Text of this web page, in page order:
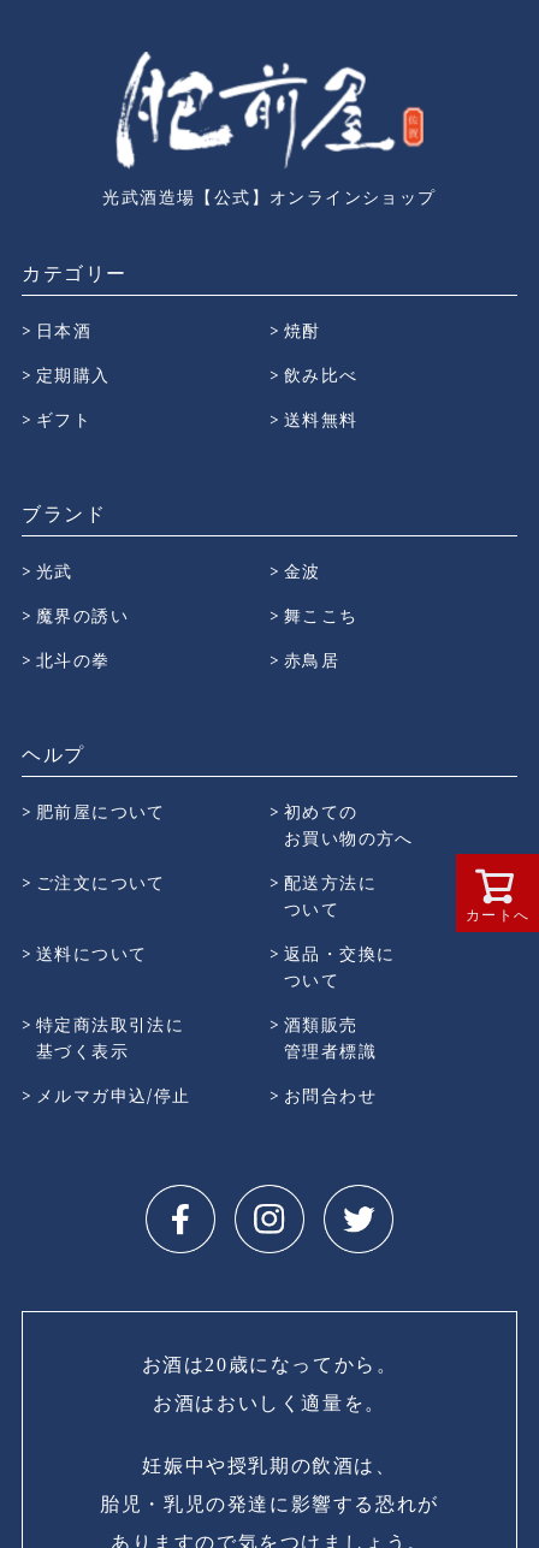
カートへ
光武酒造場【公式】オンラインショップ
カテゴリー
日本酒
焼酎
定期購入
飲み比べ
ギフト
送料無料
ブランド
光武
金波
魔界の誘い
舞ここち
北斗の拳
赤鳥居
ヘルプ
肥前屋について
初めての
お買い物の方へ
ご注文について
配送方法に
ついて
送料について
返品・交換に
ついて
特定商法取引法に
基づく表示
酒類販売
管理者標識
メルマガ申込/停止
お問合わせ
お酒は20歳になってから。
お酒はおいしく適量を。
妊娠中や授乳期の飲酒は、
胎児・乳児の発達に影響する恐れが
ありますので気をつけましょう。